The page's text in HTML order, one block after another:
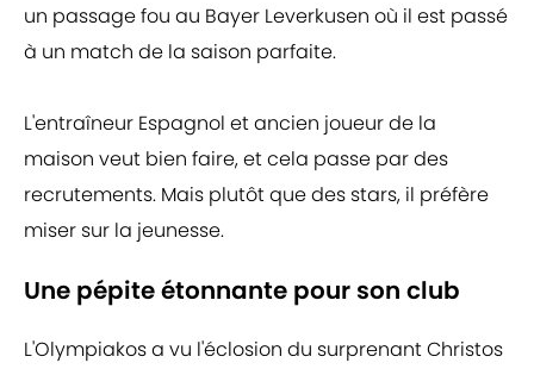
un passage fou au Bayer Leverkusen où il est passé
à un match de la saison parfaite.
L'entraîneur Espagnol et ancien joueur de la
maison veut bien faire, et cela passe par des
recrutements. Mais plutôt que des stars, il préfère
miser sur la jeunesse.
Une pépite étonnante pour son club
L'Olympiakos a vu l'éclosion du surprenant Christos